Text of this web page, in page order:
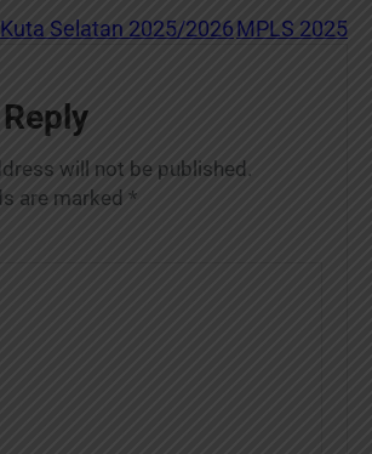
Selatan 2025/2026MPLS 2025
will not be published.
are marked *